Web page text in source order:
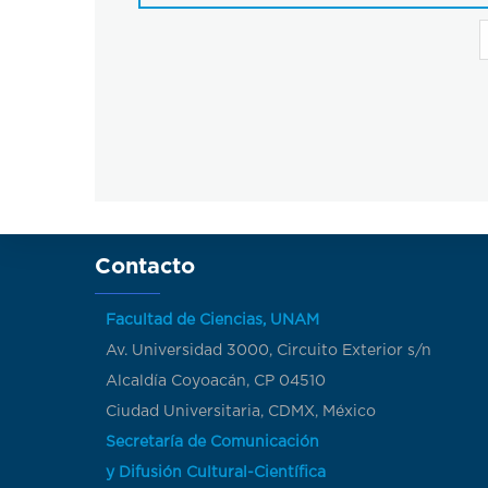
Contacto
Facultad de Ciencias, UNAM
Av. Universidad 3000, Circuito Exterior s/n
Alcaldía Coyoacán, CP 04510
Ciudad Universitaria, CDMX, México
Secretaría de Comunicación
y Difusión Cultural-Científica